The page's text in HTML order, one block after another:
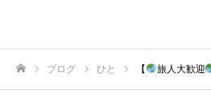
ブログ ひと 【 旅人大歓迎